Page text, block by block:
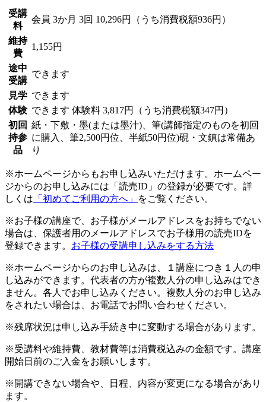
受講
料
会員 3か月 3回 10,296円（うち消費税額936円）
維持
費
1,155円
途中
受講
できます
見学 できます
体験 できます 体験料 3,817円（うち消費税額347円）
初回
持参
品
紙・下敷・墨(または墨汁)、筆(講師指定のものを初回
に購入、筆2,500円位、半紙50円位)硯・文鎮は常備あ
り
※ホームページからもお申し込みいただけます。ホームペー
ジからのお申し込みには「読売ID」の登録が必要です。詳
しくは 「初めてご利用の方へ」 をご覧ください。
※お子様の講座で、お子様がメールアドレスをお持ちでない
場合は、保護者用のメールアドレスでお子様用の読売IDを
登録できます。 お子様の受講申し込みをする方法
※ホームページからのお申し込みは、１講座につき１人の申
し込みができます。代表者の方が複数人分の申し込みはでき
ません。各人でお申し込みください。複数人分のお申し込み
をされたい場合は、お電話でお問い合わせください。
※残席状況は申し込み手続き中に変動する場合があります。
※受講料や維持費、教材費等は消費税込みの金額です。講座
開始日前のご入金をお願いします。
※開講できない場合や、日程、内容が変更になる場合があり
ます。